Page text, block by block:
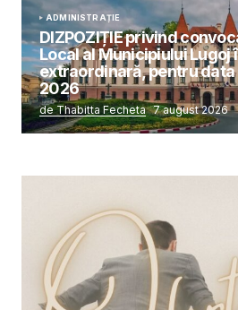
ADMINISTRAȚIE
DIZPOZIȚIE privind
Local al Municipiului Lugoj
extraordinară, pentru data
2026
de Thabitta Fecheta 7 august 2026